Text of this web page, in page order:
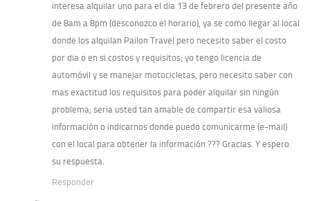
interesa alquilar uno para el dia 13 de febrero del presente año
de 8am a 8pm (desconozco el horario), ya se como llegar al local
donde los alquilan Pailon Travel pero necesito saber el costo
por dia o en si costos y requisitos; yo tengo licencia de
automóvil y se manejar motocicletas, pero necesito saber con
mas exactitud los requisitos para poder alquilar sin ningún
problema; seria usted tan amable de compartir esa valiosa
información o indicarnos donde puedo comunicarme (e-mail)
con el local para obtener la información ??? Gracias. Y espero
su respuesta.
Responder